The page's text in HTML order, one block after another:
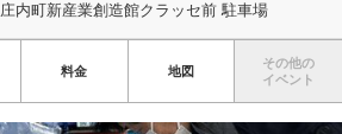
庄内町新産業創造館クラッセ前 駐車場
料金 地図
その他の
イベント